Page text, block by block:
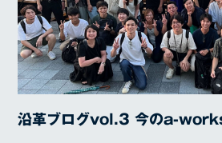
沿革ブログvol.3 今のa-